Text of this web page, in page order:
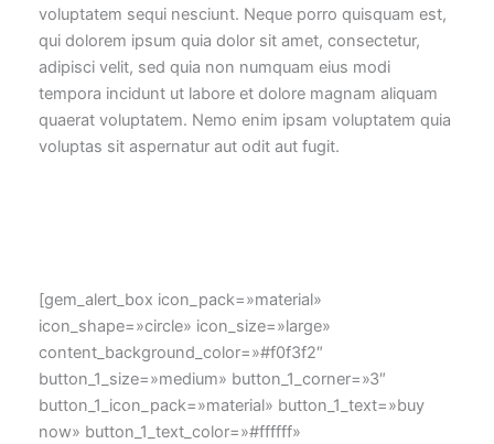
voluptatem sequi nesciunt. Neque porro quisquam est,
qui dolorem ipsum quia dolor sit amet, consectetur,
adipisci velit, sed quia non numquam eius modi
tempora incidunt ut labore et dolore magnam aliquam
quaerat voluptatem. Nemo enim ipsam voluptatem quia
voluptas sit aspernatur aut odit aut fugit.
[gem_alert_box icon_pack=»material»
icon_shape=»circle» icon_size=»large»
content_background_color=»#f0f3f2″
button_1_size=»medium» button_1_corner=»3″
button_1_icon_pack=»material» button_1_text=»buy
now» button_1_text_color=»#ffffff»